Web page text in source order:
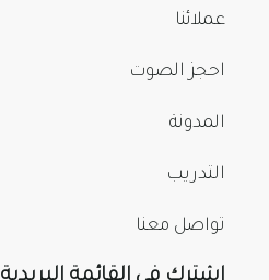
عملائنا
احجز الصوت
المدونة
التدريب
تواصل معنا